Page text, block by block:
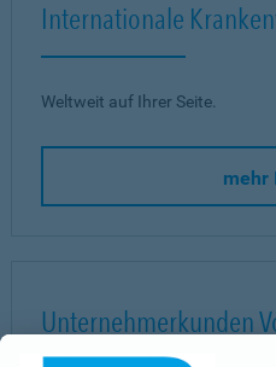
Internationale
Weltweit auf Ihrer Seite.
mehr
Unternehmerkunden